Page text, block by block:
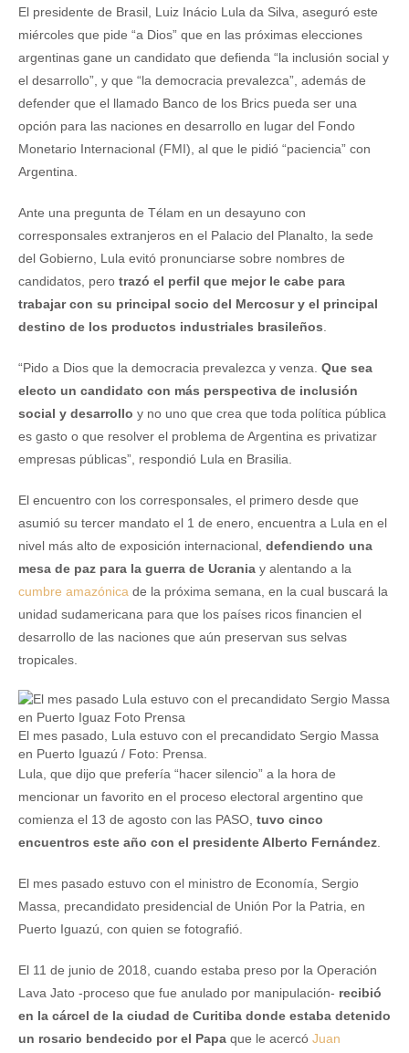
El presidente de Brasil, Luiz Inácio Lula da Silva, aseguró este
miércoles que pide “a Dios” que en las próximas elecciones
argentinas gane un candidato que defienda “la inclusión social y
el desarrollo”, y que “la democracia prevalezca”, además de
defender que el llamado Banco de los Brics pueda ser una
opción para las naciones en desarrollo en lugar del Fondo
Monetario Internacional (FMI), al que le pidió “paciencia” con
Argentina.
Ante una pregunta de Télam en un desayuno con
corresponsales extranjeros en el Palacio del Planalto, la sede
del Gobierno, Lula evitó pronunciarse sobre nombres de
candidatos, pero trazó el perfil que mejor le cabe para
trabajar con su principal socio del Mercosur y el principal
destino de los productos industriales brasileños
“Pido a Dios que la democracia prevalezca y venza. Que sea
electo un candidato con más perspectiva de inclusión
social y desarrollo y no uno que crea que toda política pública
es gasto o que resolver el problema de Argentina es privatizar
empresas públicas”, respondió Lula en Brasilia.
El encuentro con los corresponsales, el primero desde que
asumió su tercer mandato el 1 de enero, encuentra a Lula en el
nivel más alto de exposición internacional, defendiendo una
mesa de paz para la guerra de Ucrania y alentando a la
cumbre amazónica de la próxima semana, en la cual buscará la
unidad sudamericana para que los países ricos financien el
desarrollo de las naciones que aún preservan sus selvas
tropicales.
El mes pasado, Lula estuvo con el precandidato Sergio Massa
en Puerto Iguazú / Foto: Prensa.
Lula, que dijo que prefería “hacer silencio” a la hora de
mencionar un favorito en el proceso electoral argentino que
comienza el 13 de agosto con las PASO, tuvo cinco
encuentros este año con el presidente Alberto Fernández
El mes pasado estuvo con el ministro de Economía, Sergio
Massa, precandidato presidencial de Unión Por la Patria, en
Puerto Iguazú, con quien se fotografió.
El 11 de junio de 2018, cuando estaba preso por la Operación
Lava Jato -proceso que fue anulado por manipulación- recibió
en la cárcel de la ciudad de Curitiba donde estaba detenido
un rosario bendecido por el Papa que le acercó Juan